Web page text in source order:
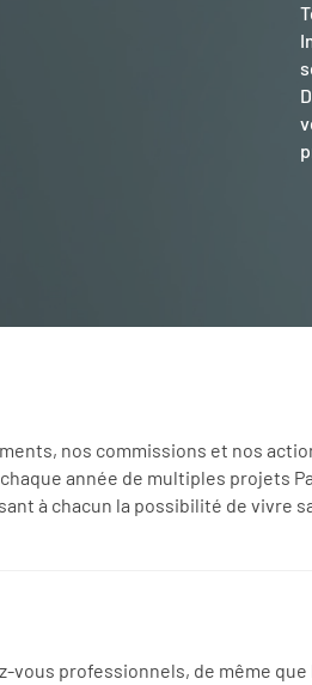
nos commissions et nos
année de multiples
à chacun la possibilité de
professionnels, de même